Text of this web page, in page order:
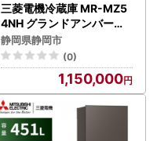
三菱電機冷蔵庫 MR-MZ5
4NH グランドアンバーグ
レー 6ドア 観音開き 標準
設置付【沖縄・離島・一部
山間地域:配送不可】冷凍
庫 冷蔵 冷凍 家電 家電製品
電化製品 キッチン家電 家
庭用
静岡県静岡市
(0)
1,150,000